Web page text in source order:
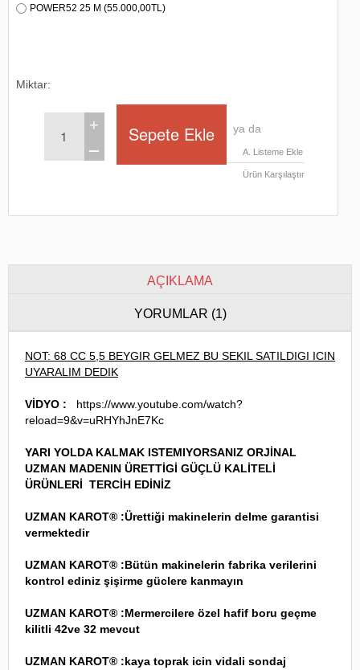
POWER52 25 M (55.000,00TL)
Miktar:
+
ــ
ya da
A. Listeme Ekle
Ürün Karşılaştır
AÇIKLAMA
YORUMLAR (1)
NOT: 68 CC 5,5 BEYGIR GELMEZ BU SEKIL SATILDIGI ICIN
UYARALIM DEDIK
VİDYO : https://www.youtube.com/watch?
reload=9&v=uRHYhJnE7Kc
YARI YOLDA KALMAK ISTEMIYORSANIZ ORJİNAL
UZMAN MADENIN ÜRETTİGİ GÜÇLÜ KALİTELİ
ÜRÜNLERİ TERCİH EDİNİZ
UZMAN KAROT® :Ürettiği makinelerin delme garantisi
vermektedir
UZMAN KAROT® :Bütün makinelerin fabrika verilerini
kontrol ediniz şişirme güclere kanmayın
UZMAN KAROT® :Mermercilere özel hafif boru geçme
kilitli 42ve 32 mevcut
UZMAN KAROT® :kaya toprak icin vidali sondaj